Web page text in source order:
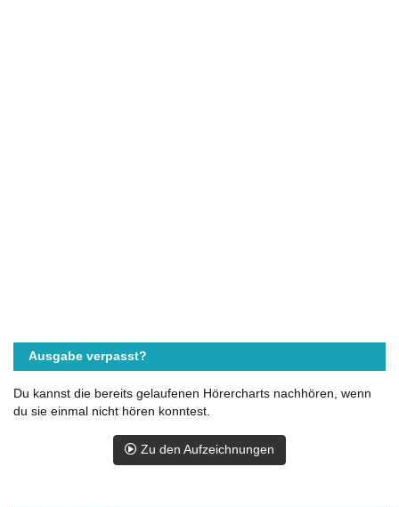
Ausgabe verpasst?
Du kannst die bereits gelaufenen Hörercharts nachhören, wenn
du sie einmal nicht hören konntest.
Zu den Aufzeichnungen